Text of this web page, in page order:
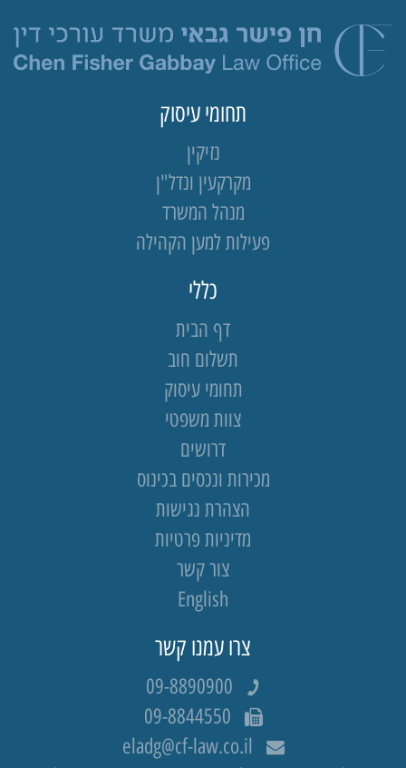
תחומי עיסוק
נזיקין
מקרקעין ונדל"ן
מנהל המשרד
פעילות למען הקהילה
כללי
דף הבית
תשלום חוב
תחומי עיסוק
צוות משפטי
דרושים
מכירות ונכסים בכינוס
הצהרת נגישות
מדיניות פרטיות
צור קשר
English
צרו עמנו קשר
09-8890900
09-8844550
eladg@cf-law.co.il